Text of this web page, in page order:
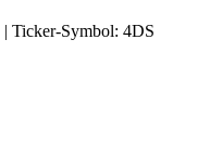
| Ticker-Symbol: 4DS